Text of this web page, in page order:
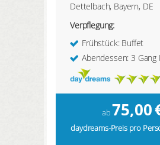
Dettelbach, Bayern, DE
Verpflegung:
Frühstück: Buffet
Abendessen: 3 Gang
ab75,00
daydreams-Preis pro